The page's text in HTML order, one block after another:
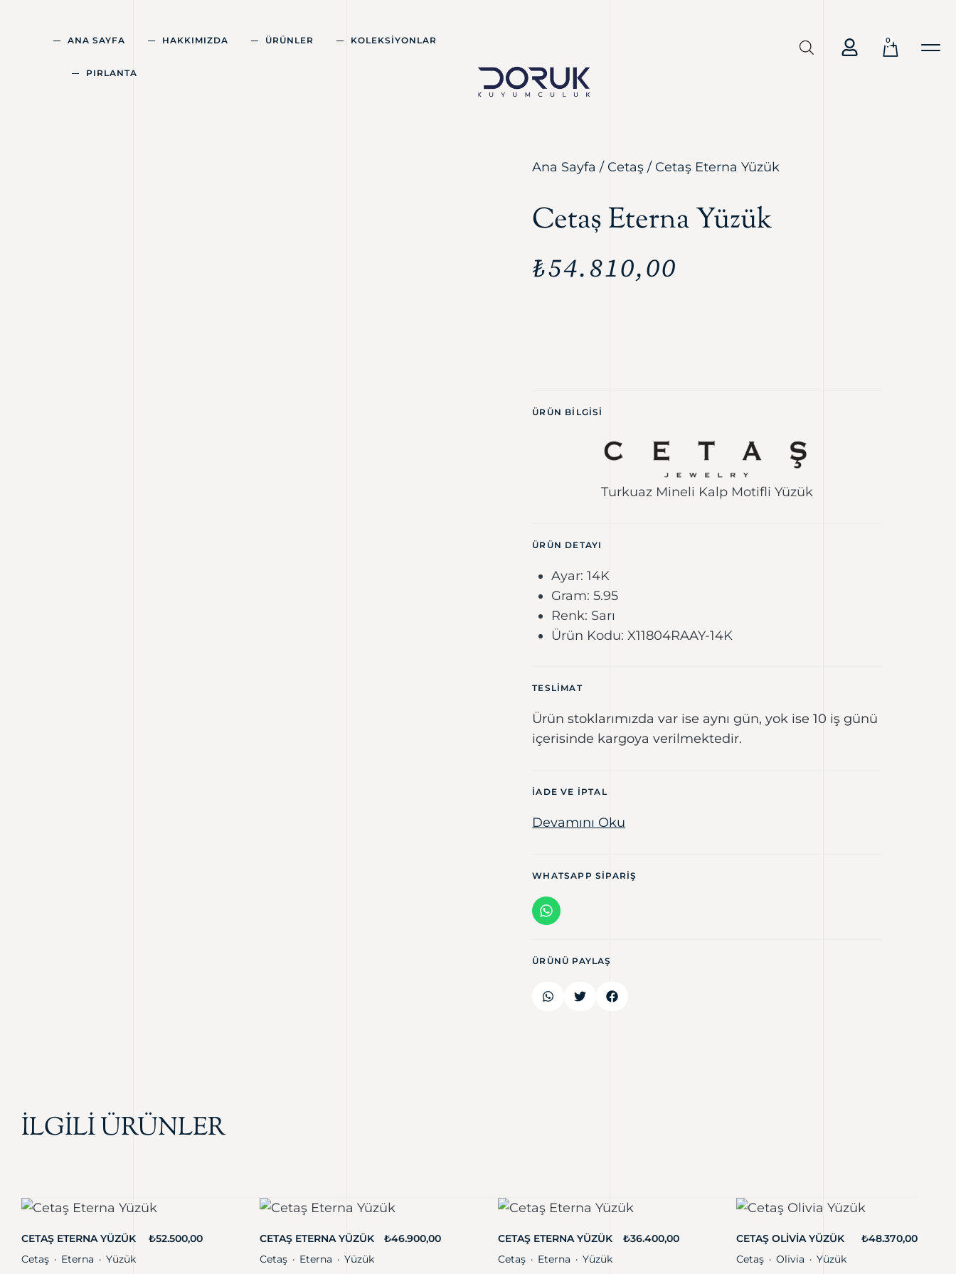
ANA SAYFA HAKKIMIZDA ÜRÜNLER KOLEKSİYONLAR
PIRLANTA
0
Ana Sayfa / Cetaş / Cetaş Eterna Yüzük
Cetaş Eterna Yüzük
₺54.810,00
ÜRÜN BILGISI
Turkuaz Mineli Kalp Motifli Yüzük
ÜRÜN DETAYI
Ayar: 14K
Gram: 5.95
Renk: Sarı
Ürün Kodu: X11804RAAY-14K
TESLIMAT
Ürün stoklarımızda var ise aynı gün, yok ise 10 iş günü
içerisinde kargoya verilmektedir.
IADE VE IPTAL
Devamını Oku
WHATSAPP SIPARIŞ
ÜRÜNÜ PAYLAŞ
İLGİLİ ÜRÜNLER
CETAŞ ETERNA YÜZÜK ₺52.500,00
Cetaş ・ Eterna ・ Yüzük
CETAŞ ETERNA YÜZÜK ₺46.900,00
Cetaş ・ Eterna ・ Yüzük
CETAŞ ETERNA YÜZÜK ₺36.400,00
Cetaş ・ Eterna ・ Yüzük
CETAŞ OLIVIA YÜZÜK ₺48.370,00
Cetaş ・ Olivia ・ Yüzük